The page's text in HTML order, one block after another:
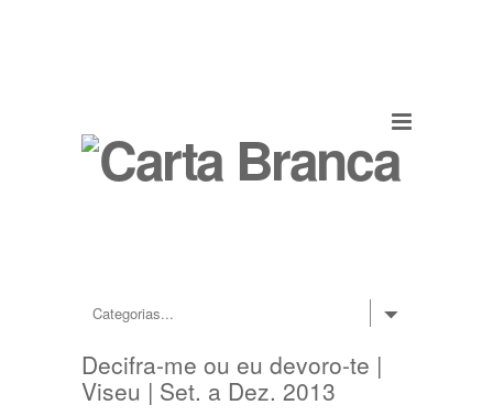
Decifra-me ou eu devoro-te |
Viseu | Set. a Dez. 2013